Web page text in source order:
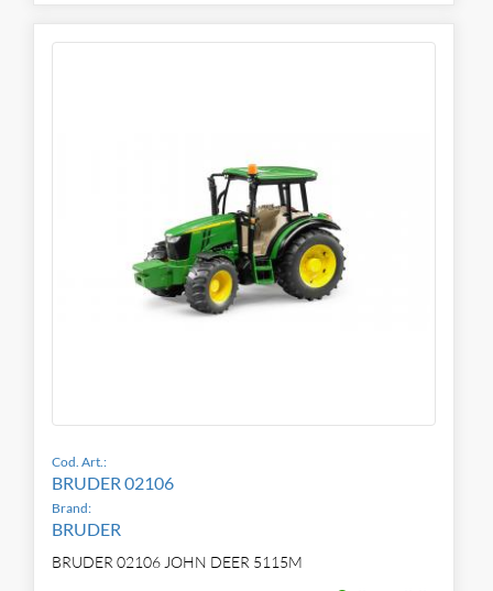
Cod. Art.:
BRUDER 02106
Brand:
BRUDER
BRUDER 02106 JOHN DEER 5115M